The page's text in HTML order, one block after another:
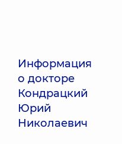
Информация
о докторе
Кондрацкий
Юрий
Николаевич